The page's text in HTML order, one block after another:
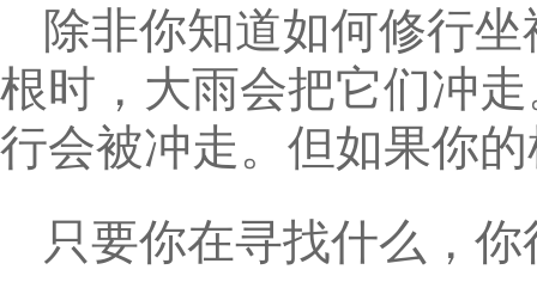
除非你知道如何修行
根时，大雨会把它们冲
行会被冲走。但如果你
只要你在寻找什么，